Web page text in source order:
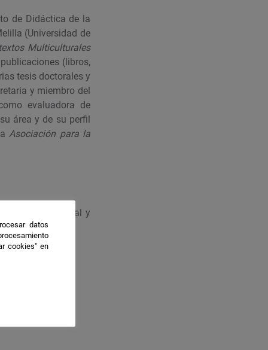
de Didáctica de la
(Universidad de
Multiculturales
(libros,
tesis doctorales y
y miembro del
evaluadora de
área y de su perfil
Asociación para la
intercultural y
datos
cookies" en